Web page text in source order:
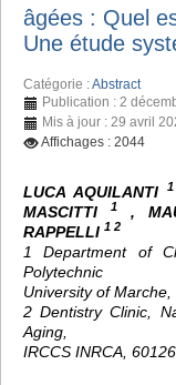
âgées : Quel
Une étude
Catégorie :Abstract
Publication : 2
Mis à jour : 29 avril
Affichages : 2044
LUCA AQUILANTI 1
MASCITTI
1 ,
RAPPELLI 1 2
1 Department of
Polytechnic
University of Marche,
2 Dentistry Clinic,
Aging,
IRCCS INRCA,